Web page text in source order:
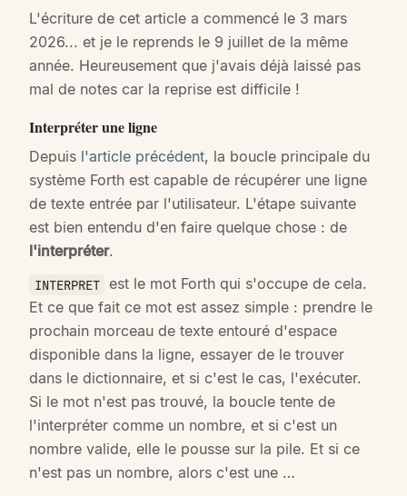
L'écriture de cet article a commencé le 3 mars
2026... et je le reprends le 9 juillet de la même
année. Heureusement que j'avais déjà laissé pas
mal de notes car la reprise est difficile !
Interpréter une ligne
Depuis l'article précédent, la boucle principale du
système Forth est capable de récupérer une ligne
de texte entrée par l'utilisateur. L'étape suivante
est bien entendu d'en faire quelque chose : de
l'interpréter.
INTERPRET est le mot Forth qui s'occupe de cela.
Et ce que fait ce mot est assez simple : prendre le
prochain morceau de texte entouré d'espace
disponible dans la ligne, essayer de le trouver
dans le dictionnaire, et si c'est le cas, l'exécuter.
Si le mot n'est pas trouvé, la boucle tente de
l'interpréter comme un nombre, et si c'est un
nombre valide, elle le pousse sur la pile. Et si ce
n'est pas un nombre, alors c'est une …